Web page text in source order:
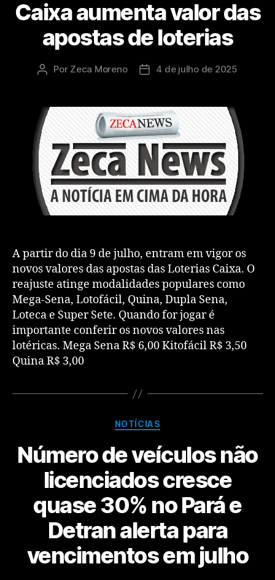
Caixa aumenta valor das
apostas de loterias
Por Zeca Moreno 4 de julho de 2025
A partir do dia 9 de julho, entram em vigor os
novos valores das apostas das Loterias Caixa. O
reajuste atinge modalidades populares como
Mega-Sena, Lotofácil, Quina, Dupla Sena,
Loteca e Super Sete. Quando for jogar é
importante conferir os novos valores nas
lotéricas. Mega Sena R$ 6,00 Kitofácil R$ 3,50
Quina R$ 3,00
NOTÍCIAS
Número de veículos não
licenciados cresce
quase 30% no Pará e
Detran alerta para
vencimentos em julho